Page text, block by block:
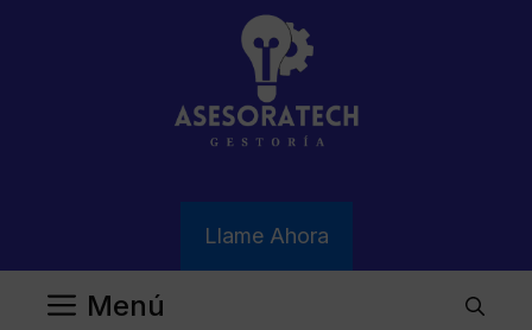
Llame Ahora
Menú